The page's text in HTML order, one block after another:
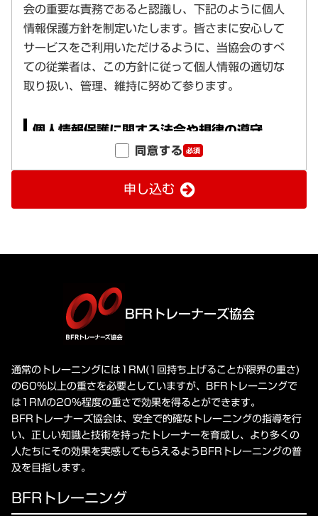
同意する 必須
申し込む
BFRトレーナーズ協会
通常のトレーニングには1RM(1回持ち上げることが限界の重さ)
の60%以上の重さを必要としていますが、BFRトレーニングで
は1RMの20%程度の重さで効果を得るとができます。
BFRトレーナーズ協会は、安全で的確なトレーニングの指導を行
い、正しい知識と技術を持ったトレーナーを育成し、より多くの
人たちにその効果を実感してもらえるようBFRトレーニングの普
及を目指します。
BFRトレーニング